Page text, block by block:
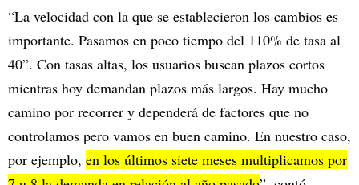
“La velocidad con la que se establecieron los cambios es
importante. Pasamos en poco tiempo del 110% de tasa al
40”. Con tasas altas, los usuarios buscan plazos cortos
mientras hoy demandan plazos más largos. Hay mucho
camino por recorrer y dependerá de factores que no
controlamos pero vamos en buen camino. En nuestro caso,
por ejemplo, en los últimos siete meses multiplicamos por